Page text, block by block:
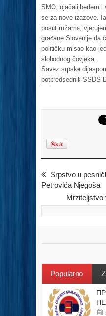
SMO, ojačali bedem i
se za nove izazove.
posut ružama,
građane Slovenije da
političku misao kao
slobodnog čovjeka.
Savez srpske
potpredsednik SSDS
Srpstvo u
Petrovića Njegoša
Mrziteljstvo
Popularno